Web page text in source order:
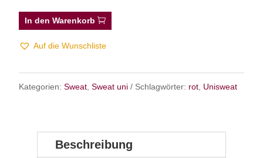
In den Warenkorb
Auf die Wunschliste
Kategorien:Sweat,Sweat uni Schlagwörter: rot, Unisweat
Beschreibung